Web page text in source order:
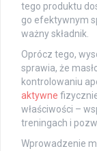
tego produktu
go efektywnym
ważny składnik.
Oprócz tego,
sprawia, że
kontrolowaniu
aktywne
właściwości –
treningach i
Wprowadzenie